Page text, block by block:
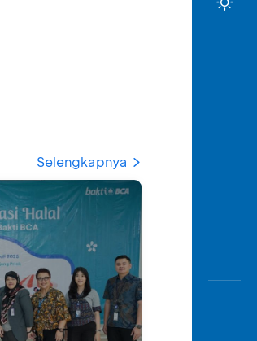
Selengkapnya